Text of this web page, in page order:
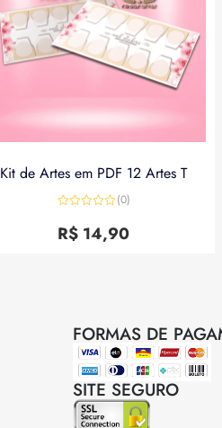
Kit de Artes em PDF 12 Artes T
0
de
(0)
R$ 14,90
FORMAS DE
SITE SEGURO